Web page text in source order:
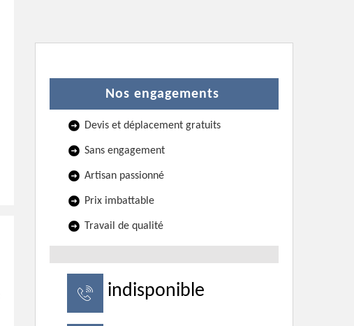
Nos engagements
Devis et déplacement gratuits
Sans engagement
Artisan passionné
Prix imbattable
Travail de qualité
indisponible